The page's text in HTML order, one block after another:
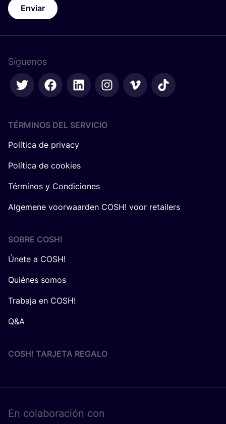
Enviar
Síguenos
TÉRMINOS DEL SERVICIO
Política de privacy
Política de cookies
Términos y Condiciones
Algemene voorwaarden COSH! voor retailers
SOBRE COSH!
Únete a COSH!
Quiénes somos
Trabaja en COSH!
Q&A
COSH! TARJETA REGALO
En cola­bo­ra­ción con